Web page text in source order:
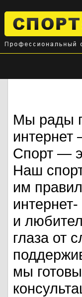
Мы рады
Спорт —
Наш
им
и
глаза от
мы